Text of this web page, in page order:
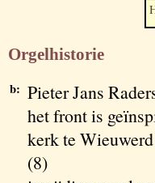
Orgelhistorie
b: Pieter Jans
het front is
kerk te
(8)